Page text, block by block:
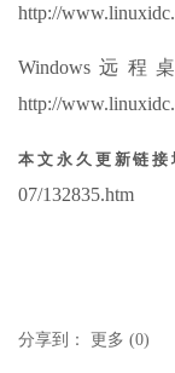
http://
Windows远程
http://
本文永久更新链接
07/132835.htm
分享到： 更多 (0)